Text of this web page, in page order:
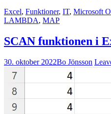
Excel, Funktioner, IT, Microsoft
LAMBDA, MAP
SCAN funktionen i
30. oktober 2022Bo Jönsson